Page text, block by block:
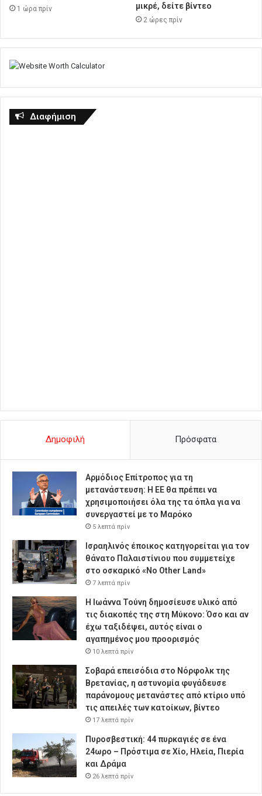
1 ώρα πρίν
μικρέ, δείτε βίντεο
2 ώρες πρίν
Διαφήμιση
Δημοφιλή Πρόσφατα
Αρμόδιος Επίτροπος για τη
μετανάστευση: Η ΕΕ θα πρέπει να
χρησιμοποιήσει όλα της τα όπλα για να
συνεργαστεί με το Μαρόκο
5 λεπτά πρίν
Ισραηλινός έποικος κατηγορείται για τον
θάνατο Παλαιστίνιου που συμμετείχε
στο οσκαρικό «No Other Land»
7 λεπτά πρίν
Η Ιωάννα Τούνη δημοσίευσε υλικό από
τις διακοπές της στη Μύκονο: Όσο και αν
έχω ταξιδέψει, αυτός είναι ο
αγαπημένος μου προορισμός
10 λεπτά πρίν
Σοβαρά επεισόδια στο Νόρφολκ της
Βρετανίας, η αστυνομία φυγάδευσε
παράνομους μετανάστες από κτίριο υπό
τις απειλές των κατοίκων, βίντεο
17 λεπτά πρίν
Πυροσβεστική: 44 πυρκαγιές σε ένα
24ωρο – Πρόστιμα σε Χίο, Ηλεία, Πιερία
και Δράμα
26 λεπτά πρίν